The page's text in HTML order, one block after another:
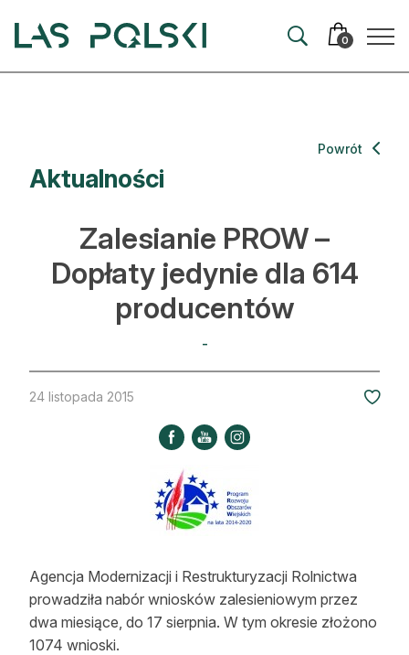
0
Artykuły
Hodowla lasu
Ochrona lasu
Nowe technologie
Kultura i historia
Strefa eksperta
Z zagranicy
Edukacja
Aktualności
Powrót
Zalesianie PROW –
Dopłaty jedynie dla 614
producentów
-
24 listopada 2015
Agencja Modernizacji i Restrukturyzacji Rolnictwa
prowadziła nabór wniosków zalesieniowym przez
dwa miesiące, do 17 sierpnia. W tym okresie złożono
1074 wnioski.